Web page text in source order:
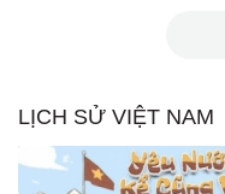
LỊCH SỬ VIỆT NAM